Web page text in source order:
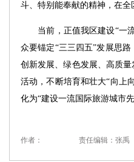
斗、特别能奉献的精神，在
当前，正值我区建设“一流
众要锚定“三三四五”发展思
创新发展、绿色发展、高质
活动，不断培育和壮大“向上
化为“建设一流国际旅游城市
作者： 责任编辑：张禹